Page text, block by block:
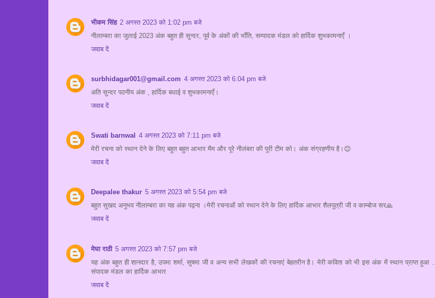
भीकम सिंह 2 अगस्त 2023 को 1:02 pm बजे
नीलाम्बरा का जुलाई 2023 अंक बहुत ही सुन्दर, पूर्व के अंकों की भाँति, सम्पादक मंडल को हार्दिक शुभकामनाएँ ।
जवाब दें
surbhidagar001@gmail.com 4 अगस्त 2023 को 6:04 pm बजे
अति सुन्दर पठनीय अंक , हार्दिक बधाई व शुभकामनाएँ।
जवाब दें
Swati barnwal 4 अगस्त 2023 को 7:11 pm बजे
मेरी रचना को स्थान देने के लिए बहुत बहुत आभार मैम और पूरे नीलंबरा की पूरी टीम को। अंक संग्रहणीय है।😊
जवाब दें
Deepalee thakur 5 अगस्त 2023 को 5:54 pm बजे
बहुत सुखद अनुभव नीलाम्बरा का यह अंक पढ़ना ।मेरी रचनाओं को स्थान देने के लिए हार्दिक आभार शैलपुत्री जी व काम्बोज सर🙏
जवाब दें
मेघा राठी 5 अगस्त 2023 को 7:57 pm बजे
यह अंक बहुत ही शानदार है, उपमा शर्मा, सुषमा जी व अन्य सभी लेखकों की रचनाएं बेहतरीन है। मेरी कविता को भी इस अंक में स्थान प्राप्त हुआ ...
संपादक मंडल का हार्दिक आभार
जवाब दें